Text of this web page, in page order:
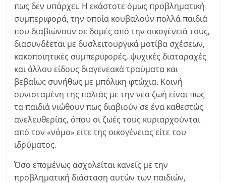
πως δεν υπάρχει. Η εκάστοτε όμως προβληματική
συμπεριφορά, την οποία κουβαλούν πολλά παιδιά
που διαβιώνουν σε δομές από την οικογένειά τους,
διασυνδέεται με δυσλειτουργικά μοτίβα σχέσεων,
κακοποιητικές συμπεριφορές, ψυχικές διαταραχές
και άλλου είδους διαγενεακά τραύματα και
βεβαίως συνήθως με μπόλικη φτώχια. Κοινή
συνισταμένη της παλιάς με την νέα ζωή είναι πως
τα παιδιά νιώθουν πως διαβιούν σε ένα καθεστώς
ανελευθερίας, όπου οι ζωές τους κυριαρχούνται
από τον «νόμο» είτε της οικογένειας είτε του
ιδρύματος.
Όσο επομένως ασχολείται κανείς με την
προβληματική διάσταση αυτών των παιδιών,